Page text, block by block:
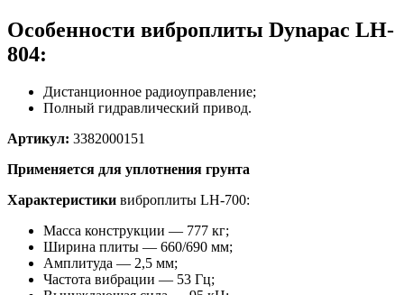
Особенности виброплиты Dynapac LH-
804:
Дистанционное радиоуправление;
Полный гидравлический привод.
Артикул: 3382000151
Применяется для уплотнения грунта
Характеристики виброплиты LH-700:
Масса конструкции — 777 кг;
Ширина плиты — 660/690 мм;
Амплитуда — 2,5 мм;
Частота вибрации — 53 Гц;